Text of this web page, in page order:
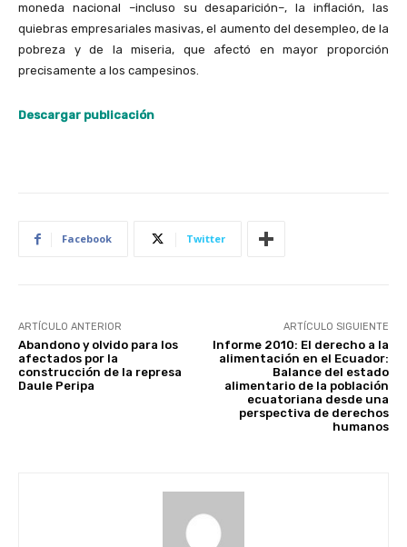
moneda nacional –incluso su desaparición–, la inflación, las
quiebras empresariales masivas, el aumento del desempleo, de la
pobreza y de la miseria, que afectó en mayor proporción
precisamente a los campesinos.
Descargar publicación
Facebook Twitter
ARTÍCULO ANTERIOR
Abandono y olvido para los
afectados por la
construcción de la represa
Daule Peripa
ARTÍCULO SIGUIENTE
Informe 2010: El derecho a la
alimentación en el Ecuador:
Balance del estado
alimentario de la población
ecuatoriana desde una
perspectiva de derechos
humanos